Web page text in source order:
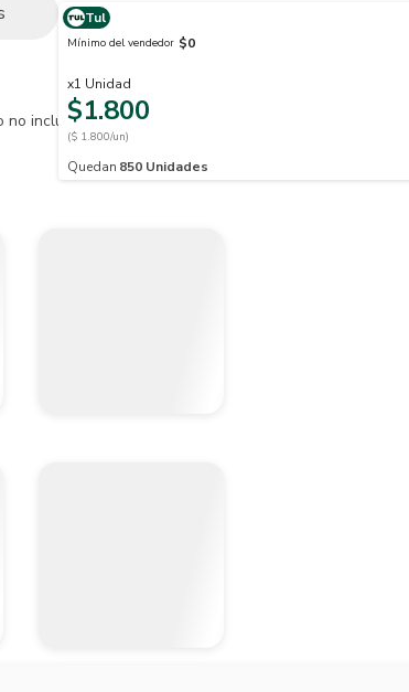
no incluye ningún elemento o pieza adicional, el
Tul
Mínimo del vendedor $0
x1 Unidad
$1.800
($ 1.800/un)
Quedan 850 Unidades